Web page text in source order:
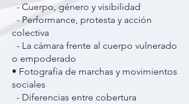
- Cuerpo, género y visibilidad
- Performance, protesta y acción
colectiva
- La cámara frente al cuerpo vulnerado
o empoderado
• Fotografía de marchas y movimientos
sociales
- Diferencias entre cobertura